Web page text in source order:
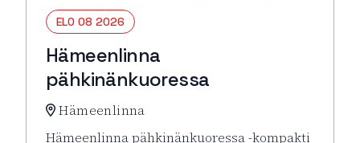
ELO 08 2026
Hämeenlinna
pähkinänkuoressa
Hämeenlinna
Hämeenlinna pähkinänkuoressa -kompakti